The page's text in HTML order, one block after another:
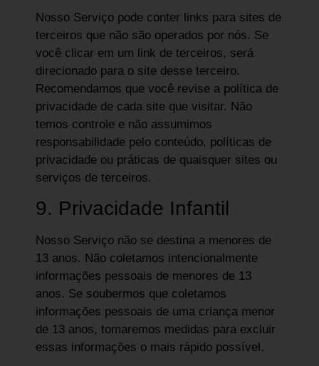
Nosso Serviço pode conter links para sites de
terceiros que não são operados por nós. Se
você clicar em um link de terceiros, será
direcionado para o site desse terceiro.
Recomendamos que você revise a política de
privacidade de cada site que visitar. Não
temos controle e não assumimos
responsabilidade pelo conteúdo, políticas de
privacidade ou práticas de quaisquer sites ou
serviços de terceiros.
9. Privacidade Infantil
Nosso Serviço não se destina a menores de
13 anos. Não coletamos intencionalmente
informações pessoais de menores de 13
anos. Se soubermos que coletamos
informações pessoais de uma criança menor
de 13 anos, tomaremos medidas para excluir
essas informações o mais rápido possível.